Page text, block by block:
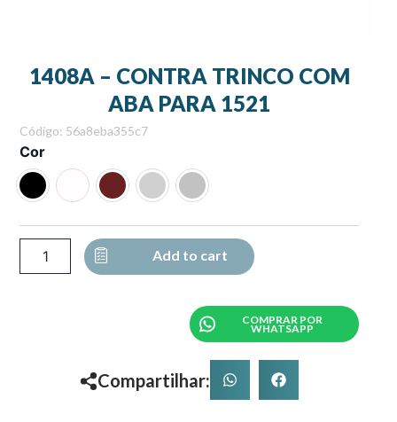
1408A – CONTRA TRINCO COM
ABA PARA 1521
Código: 56a8eba355c7
Cor
1408A
CONTRA
TRINCO
ABA
PARA
1521
Add to cart
COMPRAR POR
WHATSAPP
Compartilhar: